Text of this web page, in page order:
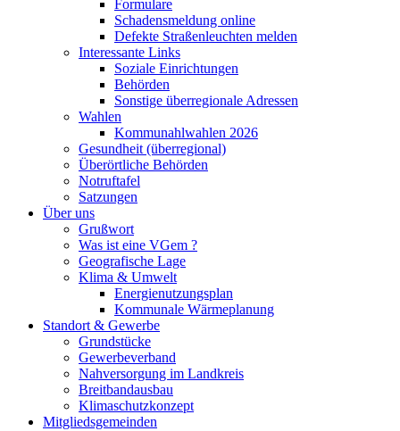
Formulare
Schadensmeldung online
Defekte Straßenleuchten melden
Interessante Links
Soziale Einrichtungen
Behörden
Sonstige überregionale Adressen
Wahlen
Kommunahlwahlen 2026
Gesundheit (überregional)
Überörtliche Behörden
Notruftafel
Satzungen
Über uns
Grußwort
Was ist eine VGem ?
Geografische Lage
Klima & Umwelt
Energienutzungsplan
Kommunale Wärmeplanung
Standort & Gewerbe
Grundstücke
Gewerbeverband
Nahversorgung im Landkreis
Breitbandausbau
Klimaschutzkonzept
Mitgliedsgemeinden